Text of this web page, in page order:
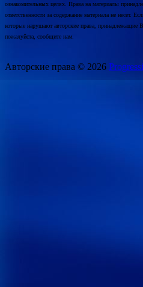
ознакомительных целях. Права на материалы
ответственности за содержание материала не несет.
которые нарушают авторские права, принадлежащие
пожалуйста, сообщите нам.
Авторские права © 2026